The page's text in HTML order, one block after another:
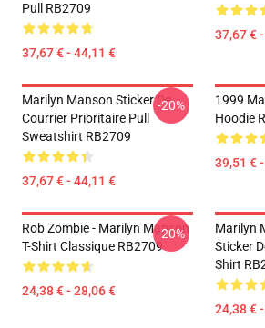
Pull RB2709
37,67 € - 44,11 €
37,67 €
Marilyn Manson Sticker De
Courrier Prioritaire Pull
Sweatshirt RB2709
37,67 € - 44,11 €
-20%
1999
Hoodie
39,51 €
Rob Zombie - Marilyn Manson
T-Shirt Classique RB2709
24,38 € - 28,06 €
-20%
Marilyn
Sticker
Shirt
24,38 €